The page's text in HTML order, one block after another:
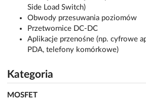
Side Load Switch)
Obwody przesuwania poziomów
Przetwornice DC-DC
Aplikacje przenośne (np. cyfrowe
PDA, telefony komórkowe)
Kategoria
MOSFET